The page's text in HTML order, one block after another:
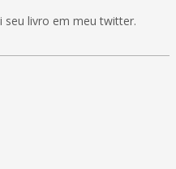
seu livro em meu twitter.